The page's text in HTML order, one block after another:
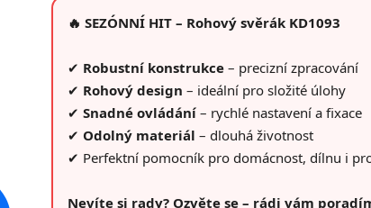
je
hvězdiček.
🔥 SEZÓNNÍ HIT – Rohový svěrák KD1093
✔ Robustní konstrukce – precizní zpracování
✔ Rohový design – ideální pro složité úlohy
✔ Snadné ovládání – rychlé nastavení a fixace
✔ Odolný materiál – dlouhá životnost
✔ Perfektní pomocník pro domácnost, dílnu i
Nevíte si rady? Ozvěte se – rádi vám